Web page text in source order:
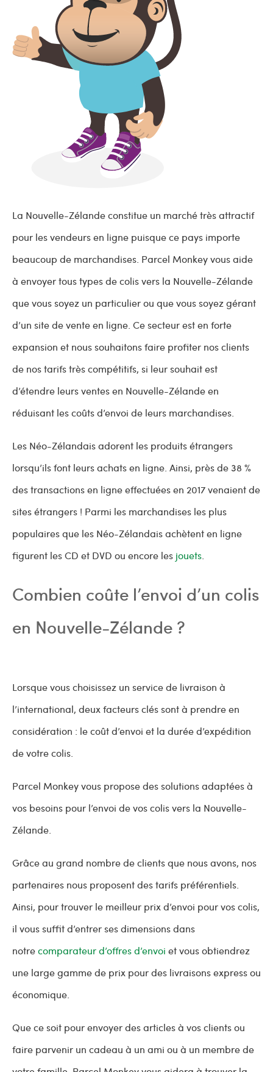
La Nouvelle-Zélande constitue un marché très attractif
pour les vendeurs en ligne puisque ce pays importe
beaucoup de marchandises. Parcel Monkey vous aide
à envoyer tous types de colis vers la Nouvelle-Zélande
que vous soyez un particulier ou que vous soyez gérant
d’un site de vente en ligne. Ce secteur est en forte
expansion et nous souhaitons faire profiter nos clients
de nos tarifs très compétitifs, si leur souhait est
d’étendre leurs ventes en Nouvelle-Zélande en
réduisant les coûts d’envoi de leurs marchandises.
Les Néo-Zélandais adorent les produits étrangers
lorsqu’ils font leurs achats en ligne. Ainsi, près de 38 %
des transactions en ligne effectuées en 2017 venaient de
sites étrangers ! Parmi les marchandises les plus
populaires que les Néo-Zélandais achètent en ligne
figurent les CD et DVD ou encore les jouets
Combien coûte l’envoi d’un colis
en Nouvelle-Zélande ?
Lorsque vous choisissez un service de livraison à
l’international, deux facteurs clés sont à prendre en
considération : le coût d’envoi et la durée d’expédition
de votre colis.
Parcel Monkey vous propose des solutions adaptées à
vos besoins pour l’envoi de vos colis vers la Nouvelle-
Zélande.
Grâce au grand nombre de clients que nous avons, nos
partenaires nous proposent des tarifs préférentiels.
Ainsi, pour trouver le meilleur prix d’envoi pour vos colis,
il vous suffit d’entrer ses dimensions dans
notrecomparateur d’offres d’envoi et vous obtiendrez
une large gamme de prix pour des livraisons express ou
économique.
Que ce soit pour envoyer des articles à vos clients ou
faire parvenir un cadeau à un ami ou à un membre de